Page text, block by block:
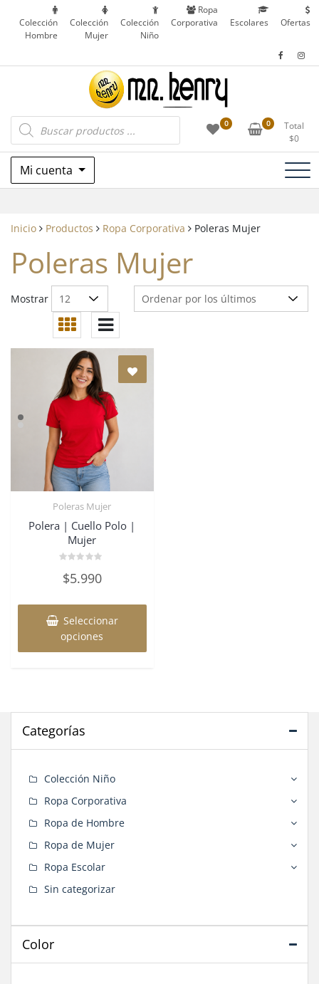
contenido
Colección
Hombre
Colección
Mujer
Colección
Niño
Ropa
Corporativa
Escolares Ofertas
Mr. Henry
Ropa Corporativa, Outdoor, Uniformes
Escolares y más en Patronato, Recoleta – Chile
Búsqueda
de
productos
0 0
Total
$0
Mi cuenta
Inicio Productos Ropa Corporativa Poleras Mujer
Poleras Mujer
Mostrar
Poleras Mujer
Polera | Cuello Polo |
Mujer
en
5
$5.990
Seleccionar
opciones
en
Categorías
Colección Niño
Ropa Corporativa
Ropa de Hombre
Ropa de Mujer
Ropa Escolar
Sin categorizar
Color